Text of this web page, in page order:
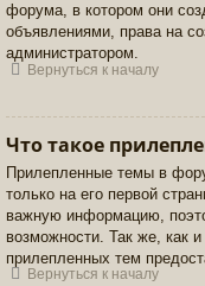
форума, в котором они
объявлениями, права на
администратором.
Вернуться к началу
Что такое
Прилепленные темы в
только на его первой
важную информацию,
возможности. Так же, как
прилепленных тем
Вернуться к началу